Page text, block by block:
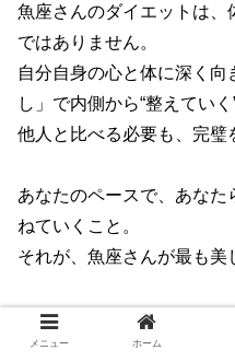
魚座さんのダイエットは、
ではありません。
自分自身の心と体に深く
し」で内側から“整えていく
他人と比べる必要も、完璧
あなたのペースで、あな
ねていくこと。
それが、魚座さんが最も美
メニュー ホーム